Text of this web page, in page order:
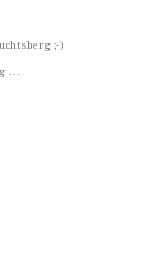
;-)
…